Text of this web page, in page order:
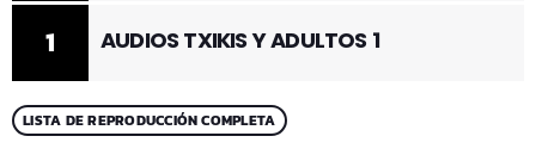
1 AUDIOS TXIKIS Y ADULTOS 1
LISTA DE REPRODUCCIÓN COMPLETA